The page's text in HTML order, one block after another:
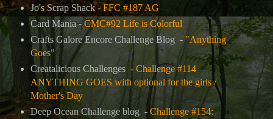
Jo's Scrap Shack -FFC #187 AG
Card Mania -CMC#92 Life is Colorful
Crafts Galore Encore Challenge Blog -"Anything
Goes"
Creatalicious Challenges - Challenge #114
ANYTHING GOES with optional for the girls /
Mother's Day
Deep Ocean Challenge blog - Challenge #154: